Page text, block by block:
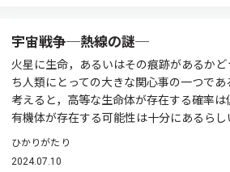
宇宙戦争─熱線の謎─
火星に生命，あるいはその痕跡があるか
ち人類にとっての大きな関心事の一つで
考えると，高等な生命体が存在する確率
有機体が存在する可能性は十分にあるらし
ひかりがたり
2024.07.10